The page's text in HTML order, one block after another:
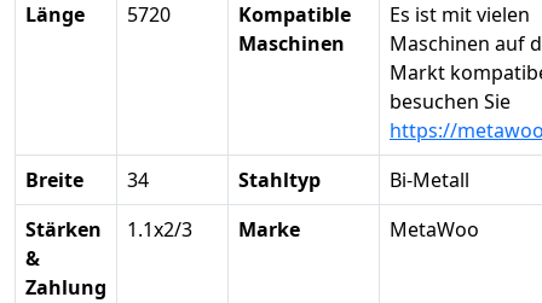
Länge
5720
Kompatible
Maschinen
Es ist mit vielen
Maschinen auf
Markt
besuchen Sie
https://
Breite
34 Stahltyp
Bi-Metall
Stärken
&
Zahlung
1.1x2/3 Marke MetaWoo